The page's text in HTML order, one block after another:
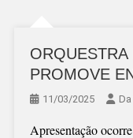
PROMOVE
11/03/2025
Apresentação